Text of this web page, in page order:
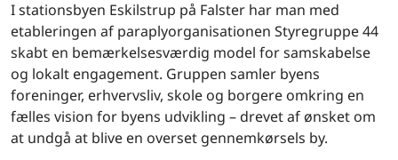
I stationsbyen Eskilstrup på Falster har man med
etableringen af paraplyorganisationen Styregruppe 44
skabt en bemærkelsesværdig model for samskabelse
og lokalt engagement. Gruppen samler byens
foreninger, erhvervsliv, skole og borgere omkring en
fælles vision for byens udvikling – drevet af ønsket om
at undgå at blive en overset gennemkørsels by.